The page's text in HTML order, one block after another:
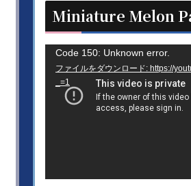
Miniature Melon
動
画
Code 150: Unknown error.
ファイルをダウンロード: https://
_=1